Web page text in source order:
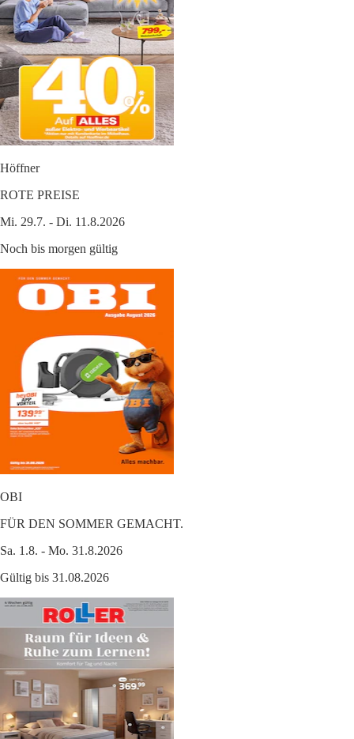
Höffner
ROTE PREISE
Mi. 29.7. - Di. 11.8.2026
Noch bis morgen gültig
OBI
FÜR DEN SOMMER GEMACHT.
Sa. 1.8. - Mo. 31.8.2026
Gültig bis 31.08.2026